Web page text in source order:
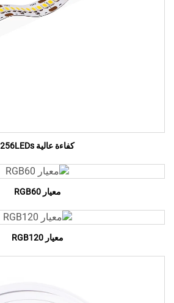
كفاءة عالية 256LEDs
معيار RGB60
معيار RGB120